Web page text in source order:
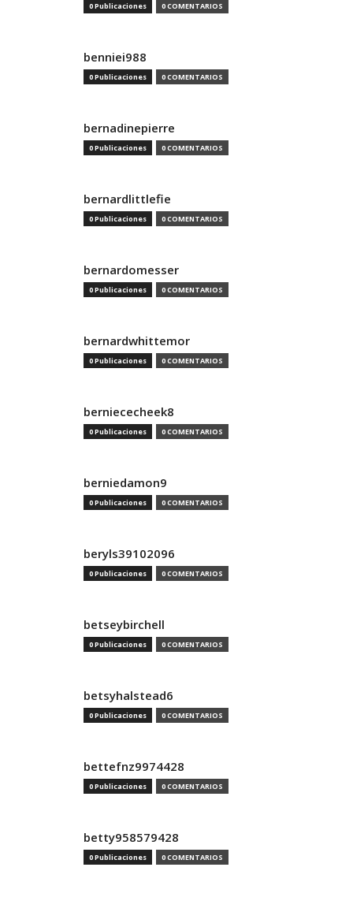
0 Publicaciones 0 COMENTARIOS
benniei988
0 Publicaciones 0 COMENTARIOS
bernadinepierre
0 Publicaciones 0 COMENTARIOS
bernardlittlefie
0 Publicaciones 0 COMENTARIOS
bernardomesser
0 Publicaciones 0 COMENTARIOS
bernardwhittemor
0 Publicaciones 0 COMENTARIOS
berniececheek8
0 Publicaciones 0 COMENTARIOS
berniedamon9
0 Publicaciones 0 COMENTARIOS
beryls39102096
0 Publicaciones 0 COMENTARIOS
betseybirchell
0 Publicaciones 0 COMENTARIOS
betsyhalstead6
0 Publicaciones 0 COMENTARIOS
bettefnz9974428
0 Publicaciones 0 COMENTARIOS
betty958579428
0 Publicaciones 0 COMENTARIOS